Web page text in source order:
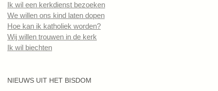
Ik wil een kerkdienst bezoeken
We willen ons kind laten dopen
Hoe kan ik katholiek worden?
Wij willen trouwen in de kerk
Ik wil biechten
NIEUWS UIT HET BISDOM